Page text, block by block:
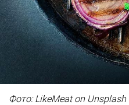
Фото: LikeMeat on Unsplash